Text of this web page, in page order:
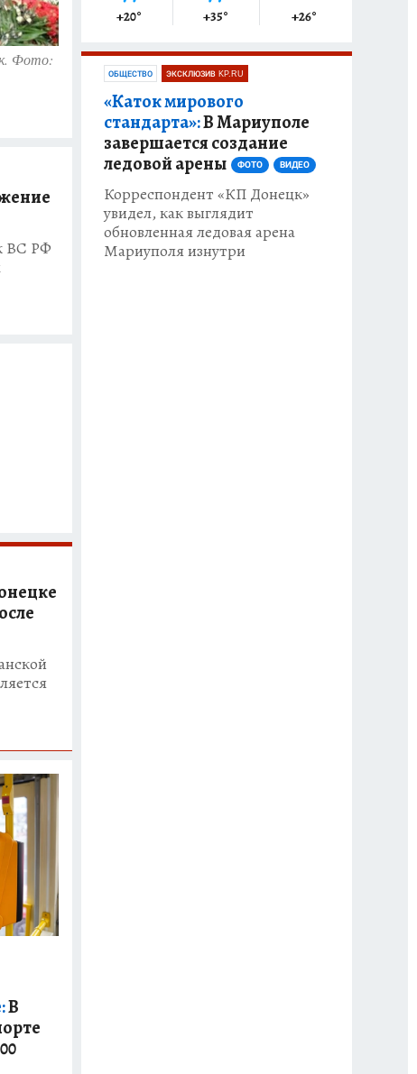
Фото:
ВС РФ
В
+20° +35° +26°
ОБЩЕСТВО ЭКСКЛЮЗИВ KP.RU
«Каток мирового
стандарта»:В Мариуполе
завершается создание
ледовой арены
ФОТО ВИДЕО
Корреспондент «КП Донецк»
увидел, как выглядит
обновленная ледовая арена
Мариуполя изнутри